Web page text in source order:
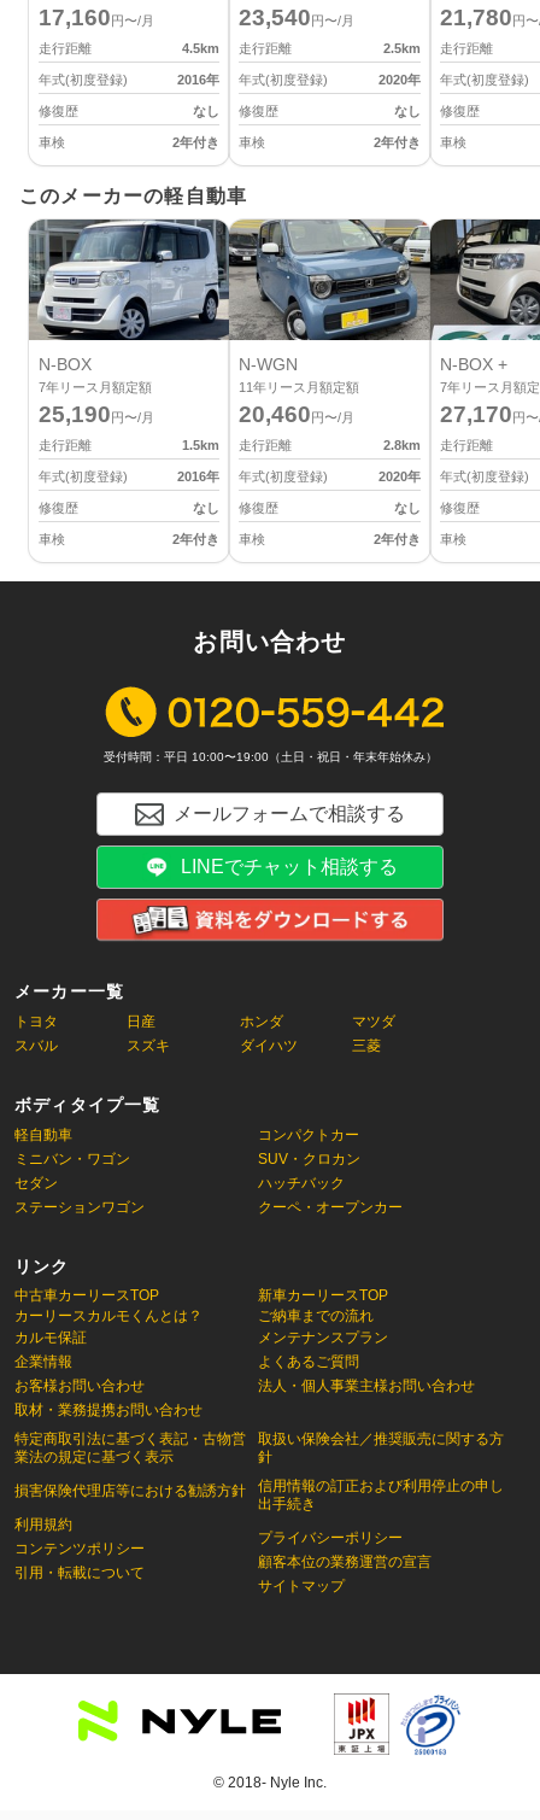
17,160円〜/月
走行距離
4.5km
年式(初度登録) 2016年
修復歴 なし
車検 2年付き
23,540円〜/月
走行距離
2.5km
年式(初度登録) 2020年
修復歴 なし
車検 2年付き
21,780円
走行距離
年式(初度登録)
修復歴
車検
このメーカーの軽自動車
N-BOX
7年リース月額定額
25,190円〜/月
走行距離
1.5km
年式(初度登録) 2016年
修復歴 なし
車検 2年付き
N-WGN
11年リース月額定額
20,460円〜/月
走行距離
2.8km
年式(初度登録) 2020年
修復歴 なし
車検 2年付き
N-BOX +
7年リース月額
27,170円
走行距離
年式(初度登録)
修復歴
車検
メーカー一覧
トヨタ 日産 ホンダ
マツダ
スバル
スズキ ダイハツ 三菱
ボディタイプ一覧
軽自動車
コンパクトカー
ミニバン・ワゴン
SUV・クロカン
セダン
ハッチバック
ステーションワゴン
クーペ・オープンカー
リンク
中古車カーリースTOP
カーリースカルモくんとは？
新車カーリースTOP
ご納車までの流れ
カルモ保証
企業情報
お客様お問い合わせ
取材・業務提携お問い合わせ
特定商取引法に基づく表記・古物営
業法の規定に基づく表示
損害保険代理店等における勧誘方針
利用規約
コンテンツポリシー
引用・転載について
メンテナンスプラン
よくあるご質問
法人・個人事業主様お問い合わせ
取扱い保険会社／推奨販売に関する方
針
信用情報の訂正および利用停止の申し
出手続き
プライバシーポリシー
顧客本位の業務運営の宣言
サイトマップ
お問い合わせ
受付時間：平日 10:00〜19:00（土日・祝日・年末年始休み）
メールフォームで相談する
LINEでチャット相談する
© 2018- Nyle Inc.